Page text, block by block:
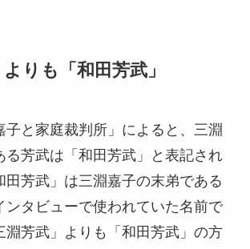
よりも「和田芳武」
子と家庭裁判所」によると、三淵
る芳武は「和田芳武」と表記され
田芳武」は三淵嘉子の末弟である
ンタビューで使われていた名前で
淵芳武」よりも「和田芳武」の方